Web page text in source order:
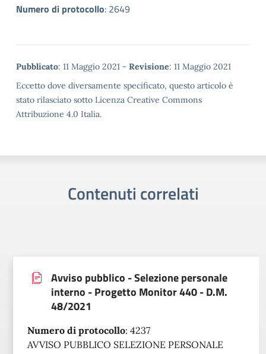
Numero di protocollo: 2649
Metadata
Pubblicato: 11 Maggio 2021 - Revisione: 11 Maggio 2021
Eccetto dove diversamente specificato, questo articolo è
stato rilasciato sotto Licenza Creative Commons
Attribuzione 4.0 Italia.
Contenuti correlati
Avviso pubblico - Selezione personale
interno - Progetto Monitor 440 - D.M.
48/2021
Numero di protocollo: 4237
AVVISO PUBBLICO SELEZIONE PERSONALE